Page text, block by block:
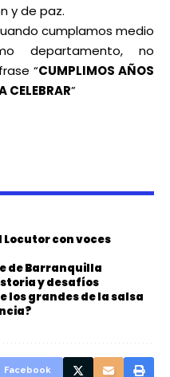
y de paz.
cumplamos medio
departamento, no
“CUMPLIMOS AÑOS
CELEBRAR”
Locutor con voces
de Barranquilla
y desafíos
los grandes de la salsa
Facebook